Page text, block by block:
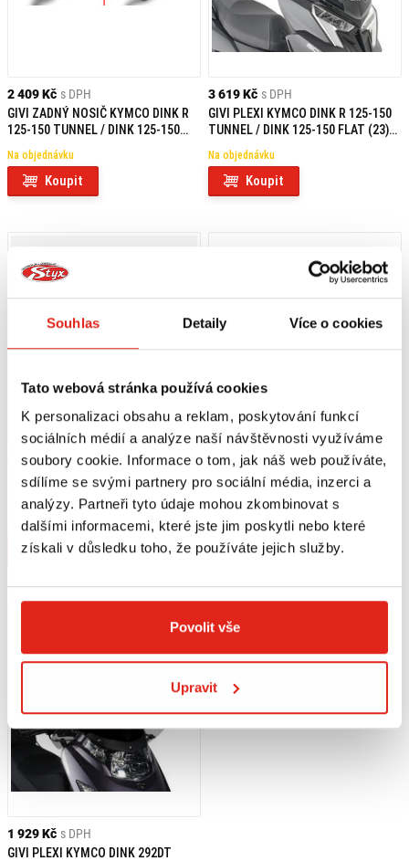
Souhlas Detaily Více o cookies
Tato webová stránka používá cookies
K personalizaci obsahu a reklam, poskytování funkcí
sociálních médií a analýze naší návštěvnosti využíváme
soubory cookie. Informace o tom, jak náš web používáte,
sdílíme se svými partnery pro sociální média, inzerci a
analýzy. Partneři tyto údaje mohou zkombinovat s
dalšími informacemi, které jste jim poskytli nebo které
získali v důsledku toho, že používáte jejich služby.
Povolit vše
Upravit
2 409 Kč s DPH
GIVI ZADNÝ NOSIČ KYMCO DINK R
125-150 TUNNEL / DINK 125-150
Na objednávku
Koupit
3 619 Kč s DPH
GIVI PLEXI KYMCO DINK R 125-150
TUNNEL / DINK 125-150 FLAT (23)
Na objednávku
Koupit
969 Kč s DPH
GIVI SADA NA MONTÁŽ PLEXI
6121DT KYMCO DINK R 125-150
TUNNEL / DINK 125-150 FLAT (23)
D6121KIT
Na objednávku
Koupit
1 209 Kč s DPH
GIVI SADA NA MONTÁŽ PLEXI 292DT
KYMCO DINK 50-125-200I (06-16)
Na objednávku
Koupit
1 929 Kč s DPH
GIVI PLEXI KYMCO DINK 292DT